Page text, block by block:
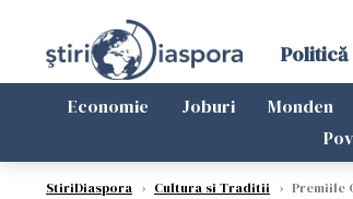
Politică
Economie Joburi Monden
StiriDiaspora › Cultura si Traditii › Premiile